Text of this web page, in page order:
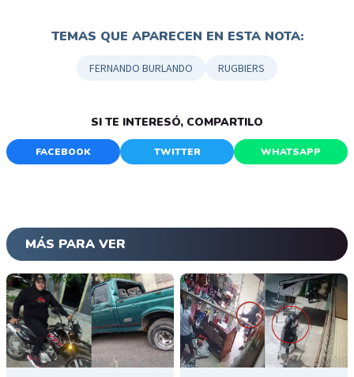
TEMAS QUE APARECEN EN ESTA NOTA:
FERNANDO BURLANDO RUGBIERS
SI TE INTERESÓ, COMPARTILO
FACEBOOK TWITTER WHATSAPP
MÁS PARA VER